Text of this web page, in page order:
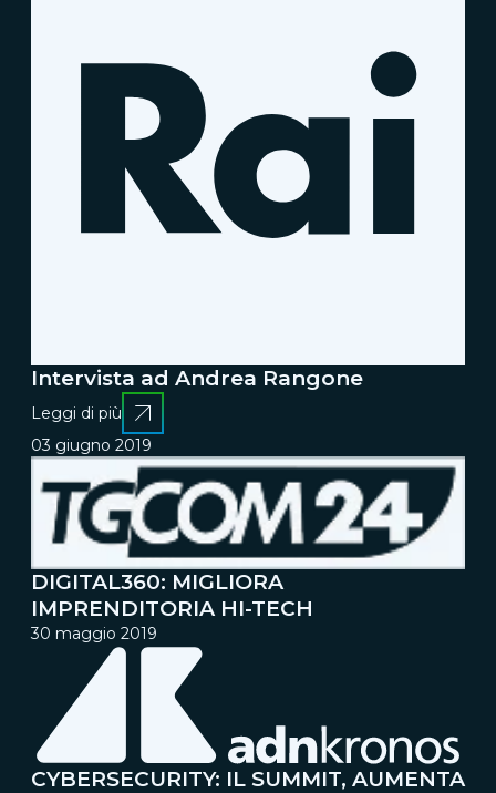
Intervista ad Andrea Rangone
Leggi di più
03 giugno 2019
DIGITAL360: MIGLIORA
IMPRENDITORIA HI-TECH
30 maggio 2019
CYBERSECURITY: IL SUMMIT, AUMENTA